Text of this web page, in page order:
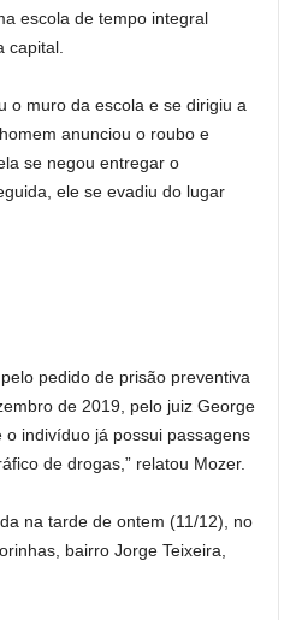
escola de tempo integral
capital.
o muro da escola e se dirigiu a
anunciou o roubo e
se negou entregar o
ele se evadiu do lugar
pedido de prisão preventiva
de 2019, pelo juiz George
indivíduo já possui passagens
de drogas,” relatou Mozer.
na tarde de ontem (11/12), no
bairro Jorge Teixeira,